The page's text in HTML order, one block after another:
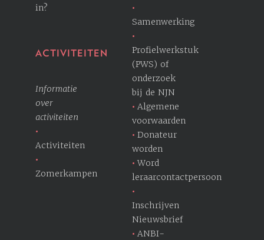
in?
ACTIVITEITEN
Informatie
over
activiteiten
Activiteiten
Zomerkampen
Samenwerking
Profielwerkstuk
(PWS) of
onderzoek
bij de NJN
Algemene
voorwaarden
Donateur
worden
Word
leraarcontactpersoon
Inschrijven
Nieuwsbrief
ANBI-